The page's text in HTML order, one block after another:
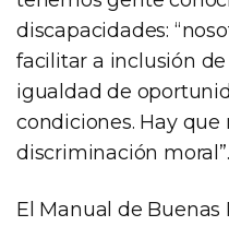
discapacidades:
facilitar a inclusión
igualdad de
condiciones. Hay que
discriminación moral”.
El Manual de Buenas